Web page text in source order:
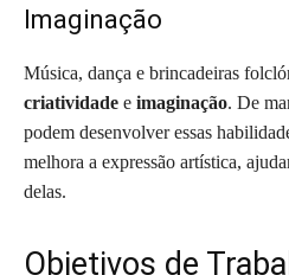
Imaginação
Música, dança e brincadeiras
criatividade e imaginação. De
podem desenvolver essas
melhora a expressão artística,
delas.
Objetivos de